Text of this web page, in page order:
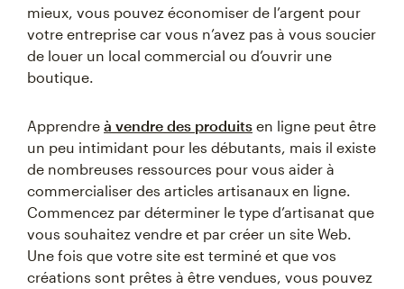
mieux, vous pouvez économiser de l’argent pour
votre entreprise car vous n’avez pas à vous soucier
de louer un local commercial ou d’ouvrir une
boutique.
Apprendre à vendre des produits en ligne peut être
un peu intimidant pour les débutants, mais il existe
de nombreuses ressources pour vous aider à
commercialiser des articles artisanaux en ligne.
Commencez par déterminer le type d’artisanat que
vous souhaitez vendre et par créer un site Web.
Une fois que votre site est terminé et que vos
créations sont prêtes à être vendues, vous pouvez